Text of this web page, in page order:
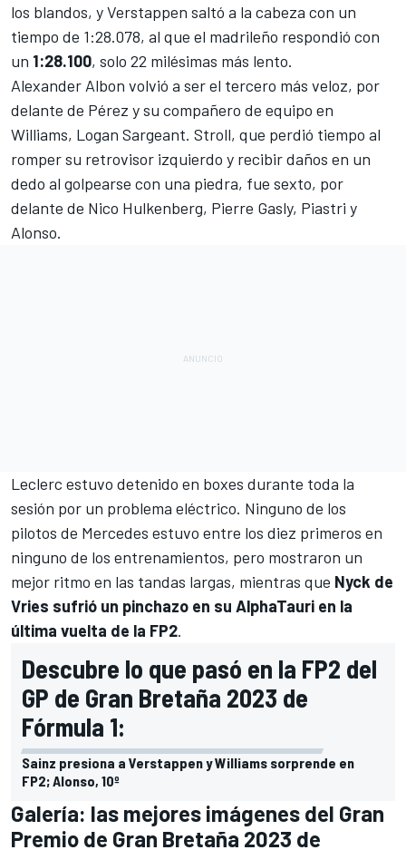
los blandos, y Verstappen saltó a la cabeza con un
tiempo de 1:28.078, al que el madrileño respondió con
un 1:28.100, solo 22 milésimas más lento.
Alexander Albon volvió a ser el tercero más veloz, por
delante de Pérez y su compañero de equipo en
Williams, Logan Sargeant. Stroll, que perdió tiempo al
romper su retrovisor izquierdo y recibir daños en un
dedo al golpearse con una piedra, fue sexto, por
delante de Nico Hulkenberg, Pierre Gasly, Piastri y
Alonso.
Leclerc estuvo detenido en boxes durante toda la
sesión por un problema eléctrico. Ninguno de los
pilotos de Mercedes estuvo entre los diez primeros en
ninguno de los entrenamientos, pero mostraron un
mejor ritmo en las tandas largas, mientras que Nyck de
Vries sufrió un pinchazo en su AlphaTauri en la
última vuelta de la FP2.
Descubre lo que pasó en la FP2 del
GP de Gran Bretaña 2023 de
Fórmula 1:
Sainz presiona a Verstappen y Williams sorprende en
FP2; Alonso, 10º
Galería: las mejores imágenes del Gran
Premio de Gran Bretaña 2023 de